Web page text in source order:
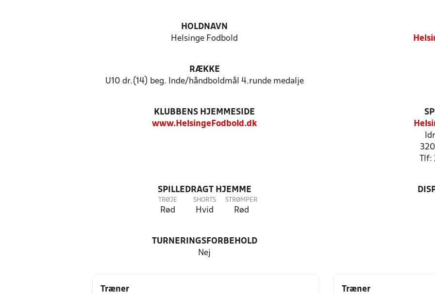
HOLDNAVN
Helsinge Fodbold
RÆKKE
U10 dr.(14) beg. Inde/håndboldmål 4.runde medalje
KLUBBENS HJEMMESIDE
www.HelsingeFodbold.dk
SPILLEDRAGT HJEMME
TRØJE
Rød
SHORTS
Hvid
STRØMPER
Rød
TURNERINGSFORBEHOLD
Nej
Træner
Træner